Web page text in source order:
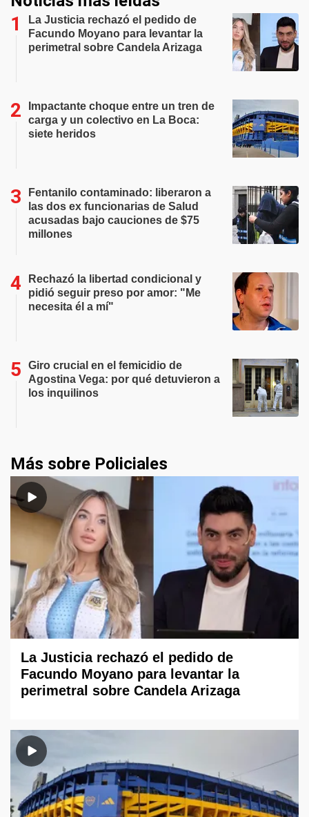
La Justicia rechazó el pedido de
Facundo Moyano para levantar la
perimetral sobre Candela Arizaga
Impactante choque entre un tren de
carga y un colectivo en La Boca:
siete heridos
Fentanilo contaminado: liberaron a
las dos ex funcionarias de Salud
acusadas bajo cauciones de $75
millones
Rechazó la libertad condicional y
pidió seguir preso por amor: "Me
necesita él a mí"
Giro crucial en el femicidio de
Agostina Vega: por qué detuvieron a
los inquilinos
Más sobre Policiales
La Justicia rechazó el pedido de
Facundo Moyano para levantar la
perimetral sobre Candela Arizaga